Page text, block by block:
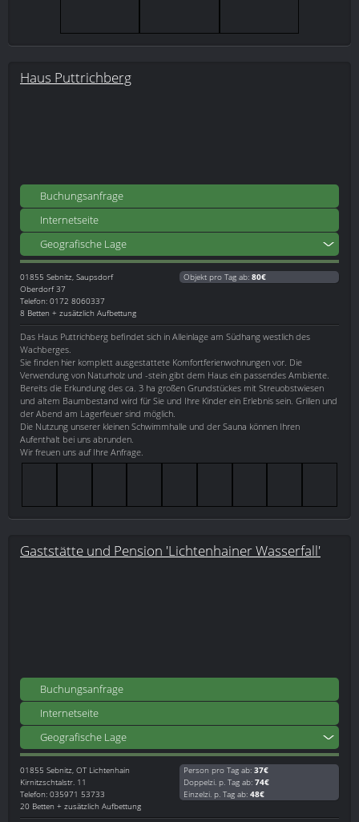
Haus Puttrichberg
Buchungsanfrage
Internetseite
Geografische Lage
01855 Sebnitz, Saupsdorf
Oberdorf 37
Telefon: 0172 8060337
8 Betten + zusätzlich Aufbettung
Objekt pro Tag ab: 80€
Das Haus Puttrichberg befindet sich in Alleinlage am Südhang westlich des
Wachberges.
Sie finden hier komplett ausgestattete Komfortferienwohnungen vor. Die
Verwendung von Naturholz und -stein gibt dem Haus ein passendes Ambiente.
Bereits die Erkundung des ca. 3 ha großen Grundstückes mit Streuobstwiesen
und altem Baumbestand wird für Sie und Ihre Kinder ein Erlebnis sein. Grillen und
der Abend am Lagerfeuer sind möglich.
Die Nutzung unserer kleinen Schwimmhalle und der Sauna können Ihren
Aufenthalt bei uns abrunden.
Wir freuen uns auf Ihre Anfrage.
Gaststätte und Pension 'Lichtenhainer Wasserfall'
Buchungsanfrage
Internetseite
Geografische Lage
01855 Sebnitz, OT Lichtenhain
Kirnitzschtalstr. 11
Telefon: 035971 53733
20 Betten + zusätzlich Aufbettung
Person pro Tag ab: 37€
Doppelzi. p. Tag ab: 74€
Einzelzi. p. Tag ab: 48€